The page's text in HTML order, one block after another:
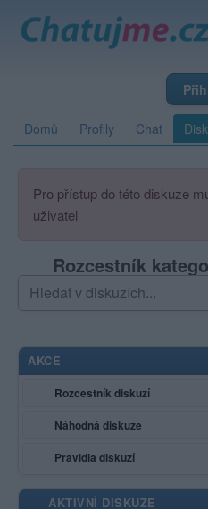
Domů Profily Chat
Pro přístup do této diskuze
uživatel
Rozcestník
Hledat v diskuzích
AKCE
Rozcestník diskuzí
Náhodná diskuze
Pravidla diskuzí
AKTIVNÍ DISKUZE